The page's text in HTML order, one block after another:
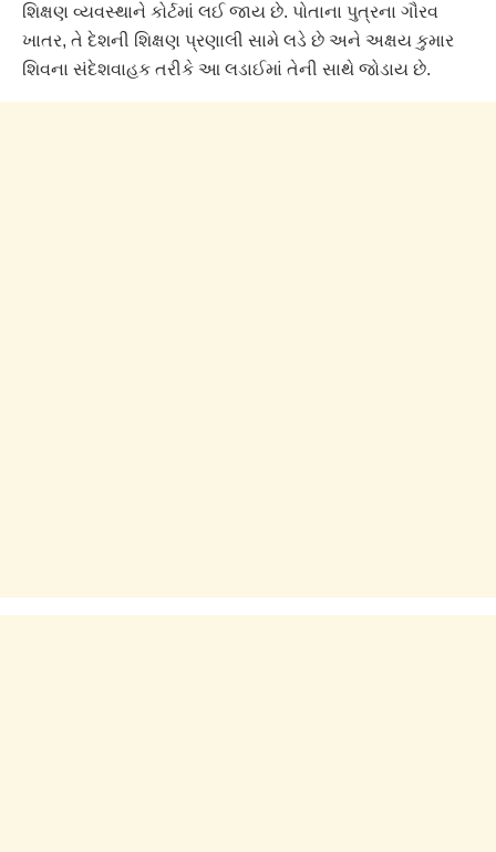
શિક્ષણ વ્યવસ્થાને કોર્ટમાં લઈ જાય છે. પોતાના પુત્રના ગૌરવ
ખાતર, તે દેશની શિક્ષણ પ્રણાલી સામે લડે છે અને અક્ષય કુમાર
શિવના સંદેશવાહક તરીકે આ લડાઈમાં તેની સાથે જોડાય છે.